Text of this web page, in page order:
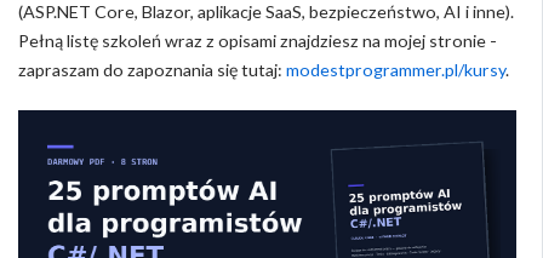
(ASP.NET Core, Blazor, aplikacje SaaS, bezpieczeństwo, AI i inne).
Pełną listę szkoleń wraz z opisami znajdziesz na mojej stronie -
zapraszam do zapoznania się tutaj: modestprogrammer.pl/kursy.